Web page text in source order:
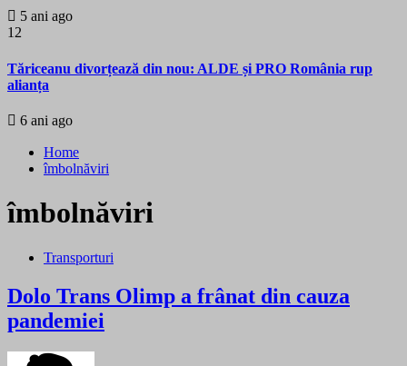
5 ani ago
12
Tăriceanu divorțează din nou: ALDE și PRO România rup
alianța
6 ani ago
Home
îmbolnăviri
îmbolnăviri
Transporturi
Dolo Trans Olimp a frânat din cauza
pandemiei